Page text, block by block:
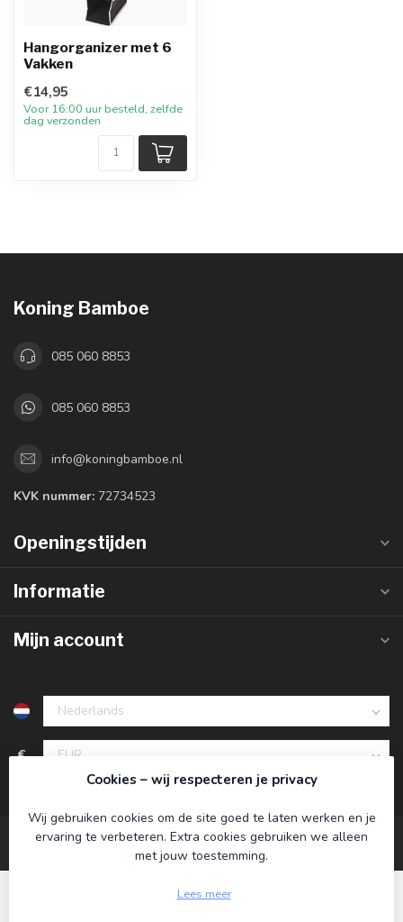
Hangorganizer met 6
Vakken
€14,95
Voor 16:00 uur besteld, zelfde
dag verzonden
Koning Bamboe
085 060 8853
085 060 8853
info@koningbamboe.nl
KVK nummer: 72734523
Openingstijden
Informatie
Mijn account
€
Cookies – wij respecteren je privacy
Wij gebruiken cookies om de site goed te laten werken en je
ervaring te verbeteren. Extra cookies gebruiken we alleen
met jouw toestemming.
Lees meer